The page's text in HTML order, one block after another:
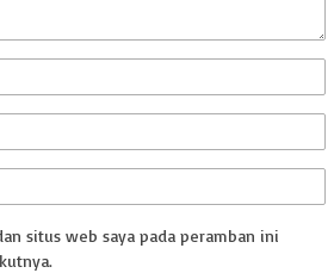
situs web saya pada peramban ini